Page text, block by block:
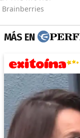
MÁS EN